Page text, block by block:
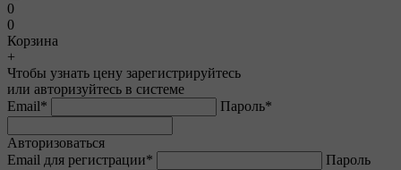
0
0
Корзина
+
Чтобы узнать цену зарегистрируйтесь
или авторизуйтесь в системе
Email* Пароль*
Авторизоваться
Email для регистрации*
Пароль